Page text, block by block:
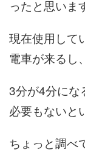
ったと思いま
現在使用して
電車が来るし
3分が4分にな
必要もないと
ちょっと調べ